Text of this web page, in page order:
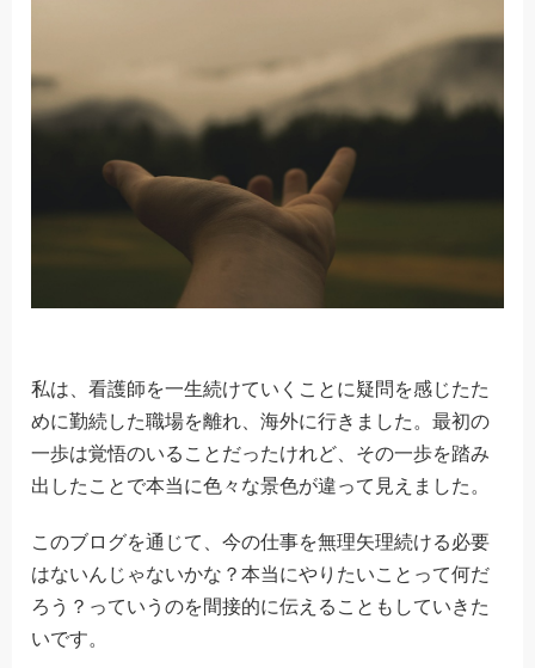
私は、看護師を一生続けていくことに疑問を感じたた
めに勤続した職場を離れ、海外に行きました。最初の
一歩は覚悟のいることだったけれど、その一歩を踏み
出したことで本当に色々な景色が違って見えました。
このブログを通じて、今の仕事を無理矢理続ける必要
はないんじゃないかな？本当にやりたいことって何だ
ろう？っていうのを間接的に伝えることもしていきた
いです。